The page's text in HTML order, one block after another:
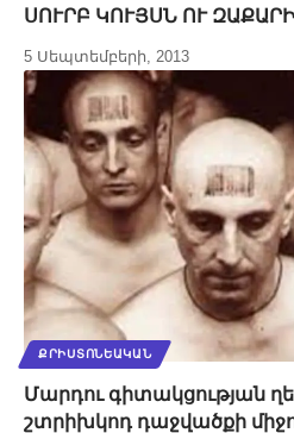
ՍՈՒՐԲ ԿՈՒՅՍՆ ՈՒ
5 Սեպտեմբերի, 2013
ՔՐԻՍՏՈՆԵԱԿԱՆ
Մարդու գիտակցության
շտրիխկոդ դաջվածքի